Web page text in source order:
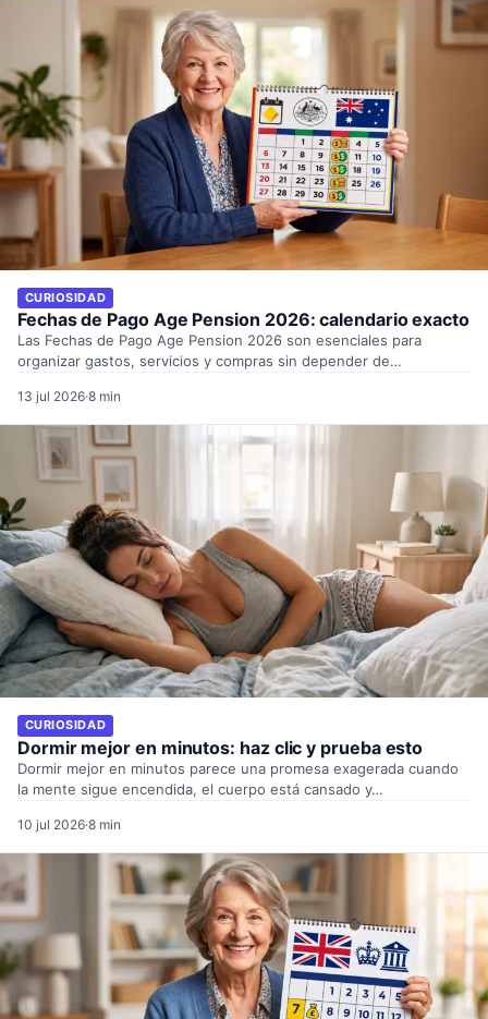
CURIOSIDAD
Fechas de Pago Age Pension 2026: calendario exacto
Las Fechas de Pago Age Pension 2026 son esenciales para
organizar gastos, servicios y compras sin depender de…
13 jul 2026·8 min
CURIOSIDAD
Dormir mejor en minutos: haz clic y prueba esto
Dormir mejor en minutos parece una promesa exagerada cuando
la mente sigue encendida, el cuerpo está cansado y…
10 jul 2026·8 min